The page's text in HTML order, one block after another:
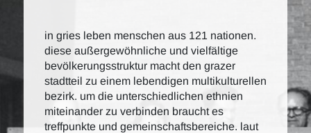
in gries leben menschen aus 121 nationen.
diese außergewöhnliche und vielfältige
bevölkerungsstruktur macht den grazer
stadtteil zu einem lebendigen multikulturellen
bezirk. um die unterschiedlichen ethnien
miteinander zu verbinden braucht es
treffpunkte und gemeinschaftsbereiche. laut